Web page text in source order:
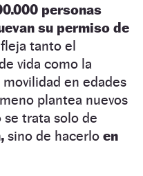
personas
su permiso de
tanto el
vida como la
en edades
plantea nuevos
se trata solo de
sino de hacerlo en